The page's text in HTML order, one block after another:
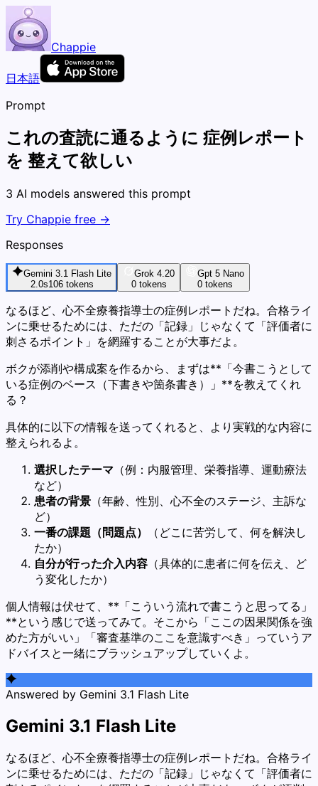
Chappie
日本語
Prompt
これの査読に通るように 症例レポート
を 整えて欲しい
3 AI models answered this prompt
Try Chappie free →
Responses
Gemini 3.1 Flash Lite
2.0s106tokens
Grok 4.20
0tokens
Gpt 5 Nano
0 tokens
なるほど、心不全療養指導士の症例レポートだね。合格ライ
ンに乗せるためには、ただの「記録」じゃなくて「評価者に
刺さるポイント」を網羅することが大事だよ。
ボクが添削や構成案を作るから、まずは**「今書こうとして
いる症例のベース（下書きや箇条書き）」**を教えてくれ
る？
具体的に以下の情報を送ってくれると、より実戦的な内容に
整えられるよ。
選択したテーマ （例：内服管理、栄養指導、運動療法
など）
患者の背景 （年齢、性別、心不全のステージ、主訴な
ど）
一番の課題（問題点）
（どこに苦労して、何を解決し
たか）
自分が行った介入内容 （具体的に患者に何を伝え、ど
う変化したか）
個人情報は伏せて、**「こういう流れで書こうと思ってる」
**という感じで送ってみて。そこから「ここの因果関係を強
めた方がいい」「審査基準のここを意識すべき」っていうア
ドバイスと一緒にブラッシュアップしていくよ。
Answered by Gemini 3.1 Flash Lite
Gemini 3.1 Flash Lite
なるほど、心不全療養指導士の症例レポートだね。合格ライ
ンに乗せるためには、ただの「記録」じゃなくて「評価者に